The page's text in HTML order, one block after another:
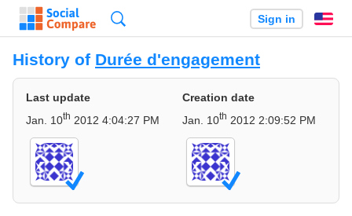
Sign in
History of Durée d'engagement
Last update
Jan. 10th 2012 4:04:27 PM
Creation date
Jan. 10th 2012 2:09:52 PM